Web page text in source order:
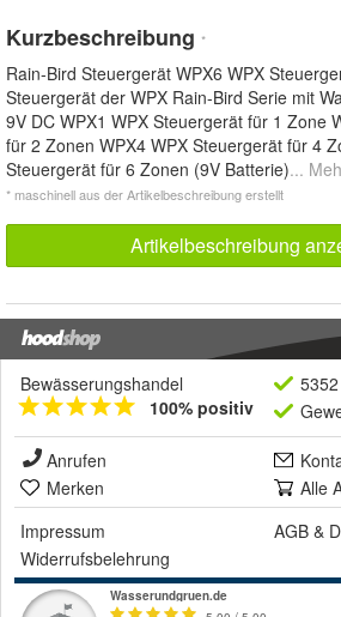
Kurzbeschreibung *
Rain-Bird Steuergerät WPX6 WPX
Steuergerät der WPX Rain-Bird Serie mit
9V DC WPX1 WPX Steuergerät für 1 Zone
für 2 Zonen WPX4 WPX Steuergerät für 4
Steuergerät für 6 Zonen (9V Batterie)...
* maschinell aus der Artikelbeschreibung erstellt
Artikelbeschreibung
Bewässerungshandel
100% positiv
Anrufen
Merken
Alle
Impressum
AGB &
Widerrufsbelehrung